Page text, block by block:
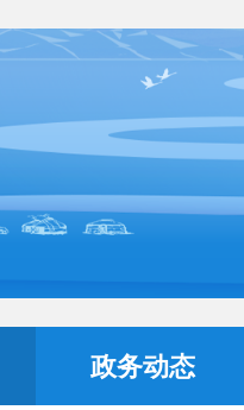
政务动态